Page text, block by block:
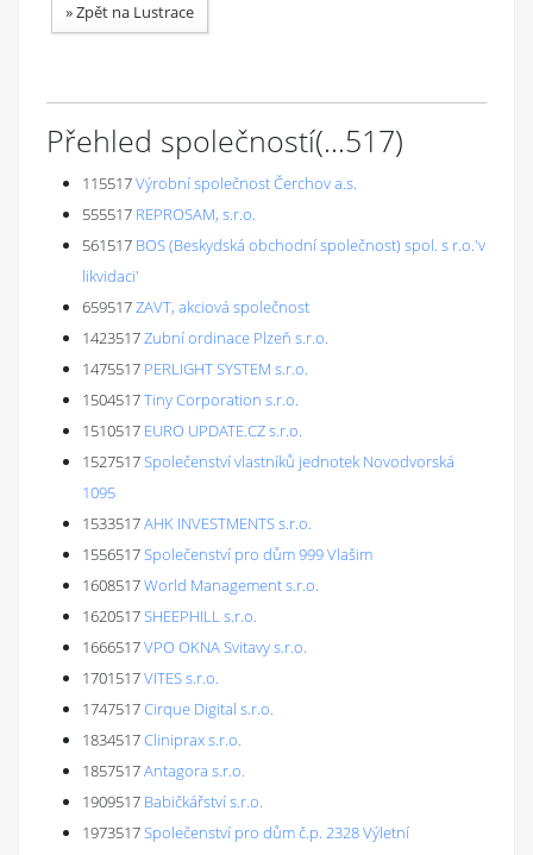
»Zpět na Lustrace
Přehled společností(...517)
115517Výrobní společnost Čerchov a.s.
555517 REPROSAM, s.r.o.
561517 BOS (Beskydská obchodní společnost) spol. s r.o.'v
likvidaci'
659517ZAVT, akciová společnost
1423517Zubní ordinace Plzeň s.r.o.
1475517 PERLIGHT SYSTEM s.r.o.
1504517Tiny Corporation s.r.o.
1510517 EURO UPDATE.CZ s.r.o.
1527517Společenství vlastníků jednotek Novodvorská
1095
1533517AHK INVESTMENTS s.r.o.
1556517Společenství pro dům 999 Vlašim
1608517World Management s.r.o.
1620517SHEEPHILL s.r.o.
1666517VPO OKNA Svitavy s.r.o.
1701517VITES s.r.o.
1747517Cirque Digital s.r.o.
1834517Cliniprax s.r.o.
1857517Antagora s.r.o.
1909517 Babičkářství s.r.o.
1973517Společenství pro dům č.p. 2328 Výletní